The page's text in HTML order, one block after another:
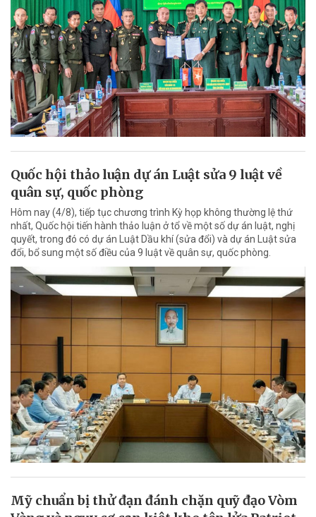
Quốc hội thảo luận dự án Luật sửa 9 luật về
quân sự, quốc phòng
Hôm nay (4/8), tiếp tục chương trình Kỳ họp không thường lệ thứ
nhất, Quốc hội tiến hành thảo luận ở tổ về một số dự án luật, nghị
quyết, trong đó có dự án Luật Dầu khí (sửa đổi) và dự án Luật sửa
đổi, bổ sung một số điều của 9 luật về quân sự, quốc phòng.
Mỹ chuẩn bị thử đạn đánh chặn quỹ đạo Vòm